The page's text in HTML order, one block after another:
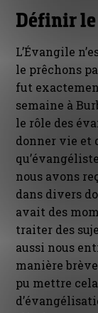
Définir le
L’Évangile
le prêchons
fut
semaine à
le rôle des
donner vie et
nous avons
dans divers
avait des
traiter des
aussi nous
manière
pu mettre